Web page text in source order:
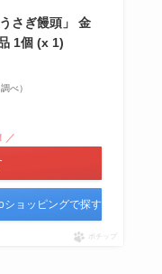
さぎ饅頭」 金
1個 (x 1)
べ）
／
ショッピングで探す
ポチップ